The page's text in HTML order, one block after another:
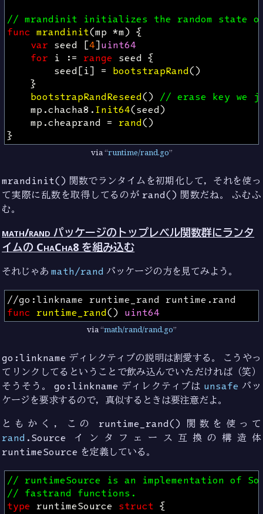
// mrandinit initializes the random state
func mrandinit(mp *m) {
var seed [4]uint64
for i := range seed {
seed[i] = bootstrapRand()
}
bootstrapRandReseed() // erase key we
mp .chacha8 .Init64(seed)
mp .cheaprand = rand()
}
via runtime/rand.go
mrandinit() 関数でランタイムを初期化して，それを使っ
て実際に乱数を取得してるのが rand() 関数だね。 ふむふ
む。
math/rand パッケージのトップレベル関数群にランタ
イムの ChaCha8 を組み込む
それじゃあmath/rand パッケージの方を見てみよう。
//go:linkname runtime_rand runtime.rand
func runtime_rand() uint64
via math/rand/rand.go
go:linkname ディレクティブの説明は割愛する。 こうやっ
てリンクしてるということで飲み込んでいただければ（笑）
そうそう。go:linkname ディレクティブは unsafe パッ
ケージを要求するので，真似するときは要注意だよ。
ともかく，この runtime_rand() 関数を使って
rand .Source インタフェース互換の構造体
runtimeSource を定義している。
// runtimeSource is an implementation of
// fastrand functions.
type runtimeSource struct {